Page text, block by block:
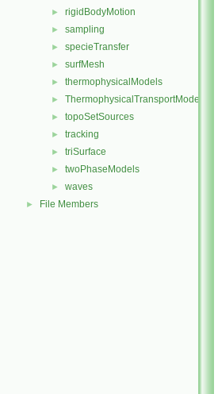
► rigidBodyMotion
► sampling
► specieTransfer
► surfMesh
► thermophysicalModels
► ThermophysicalTransportModels
► topoSetSources
► tracking
► triSurface
► twoPhaseModels
► waves
► File Members